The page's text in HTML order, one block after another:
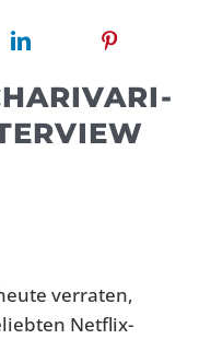
verraten,
Netflix-